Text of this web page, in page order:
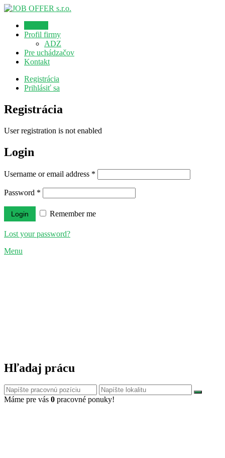
Profil firmy
ADZ
Pre uchádzačov
Kontakt
Registrácia
Prihlásiť sa
Registrácia
User registration is not enabled
Login
Username or email address *
Password *
Remember me
Lost your password?
Menu
Hľadaj prácu
Máme pre vás 0 pracovné ponuky!